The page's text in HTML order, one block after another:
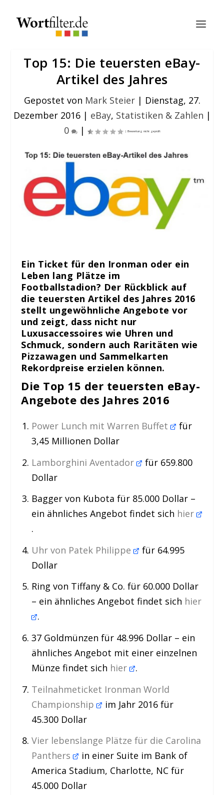
Top 15: Die teuersten eBay-
Artikel des Jahres
Gepostet von Mark Steier| Dienstag, 27.
Dezember 2016| eBay, Statistiken & Zahlen |
0
|
Ein Ticket für den Ironman oder ein
Leben lang Plätze im
Footballstadion? Der Rückblick auf
die teuersten Artikel des Jahres 2016
stellt ungewöhnliche Angebote vor
und zeigt, dass nicht nur
Luxusaccessoires wie Uhren und
Schmuck, sondern auch Raritäten wie
Pizzawagen und Sammelkarten
Rekordpreise erzielen können.
Die Top 15 der teuersten eBay-
Angebote des Jahres 2016
Power Lunch mit Warren Buffet
für
3,45 Millionen Dollar
Lamborghini Aventador
für 659.800
Dollar
Bagger von Kubota für 85.000 Dollar –
ein ähnliches Angebot findet sich hier
.
Uhr von Patek Philippe
für 64.995
Dollar
Ring von Tiffany & Co. für 60.000 Dollar
– ein ähnliches Angebot findet sich hier
.
37 Goldmünzen für 48.996 Dollar – ein
ähnliches Angebot mit einer einzelnen
Münze findet sich hier .
Teilnahmeticket Ironman World
Championship
im Jahr 2016 für
45.300 Dollar
Vier lebenslange Plätze für die Carolina
Panthers
in einer Suite im Bank of
America Stadium, Charlotte, NC für
45.000 Dollar